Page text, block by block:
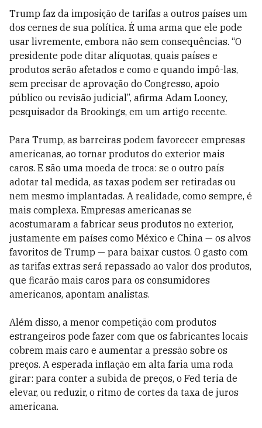
Trump faz da imposição de tarifas a outros países um
dos cernes de sua política. É uma arma que ele pode
usar livremente, embora não sem consequências. “O
presidente pode ditar alíquotas, quais países e
produtos serão afetados e como e quando impô-las,
sem precisar de aprovação do Congresso, apoio
público ou revisão judicial”, afirma Adam Looney,
pesquisador da Brookings, em um artigo recente.
Para Trump, as barreiras podem favorecer empresas
americanas, ao tornar produtos do exterior mais
caros. E são uma moeda de troca: se o outro país
adotar tal medida, as taxas podem ser retiradas ou
nem mesmo implantadas. A realidade, como sempre, é
mais complexa. Empresas americanas se
acostumaram a fabricar seus produtos no exterior,
justamente em países como México e China — os alvos
favoritos de Trump — para baixar custos. O gasto com
as tarifas extras será repassado ao valor dos produtos,
que ficarão mais caros para os consumidores
americanos, apontam analistas.
Além disso, a menor competição com produtos
estrangeiros pode fazer com que os fabricantes locais
cobrem mais caro e aumentar a pressão sobre os
preços. A esperada inflação em alta faria uma roda
girar: para conter a subida de preços, o Fed teria de
elevar, ou reduzir, o ritmo de cortes da taxa de juros
americana.